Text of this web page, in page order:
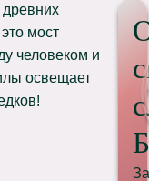
древних
мост
человеком и
освещает